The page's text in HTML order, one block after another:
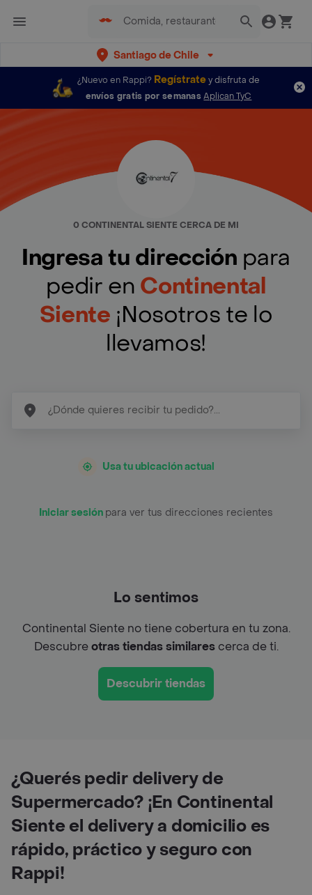
Santiago de Chile
¿Nuevo en Rappi? Regístratey disfruta de
envíos gratis por semanas Aplican TyC
0 CONTINENTAL SIENTE CERCA DE MI
Ingresa tu dirección para
pedir en Continental
Siente ¡Nosotros te lo
llevamos!
Usa tu ubicación actual
Iniciar sesión para ver tus direcciones recientes
Lo sentimos
Continental Siente no tiene cobertura en tu zona.
Descubreotras tiendas similarescerca de ti.
Descubrir tiendas
¿Querés pedir delivery de
Supermercado? ¡En Continental
Siente el delivery a domicilio es
rápido, práctico y seguro con
Rappi!